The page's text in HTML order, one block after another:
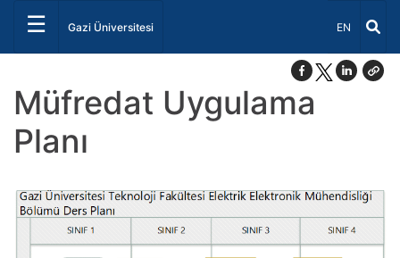
☰ Gazi Üniversitesi Dil Seçiniz
EN
Müfredat Uygulama
Planı